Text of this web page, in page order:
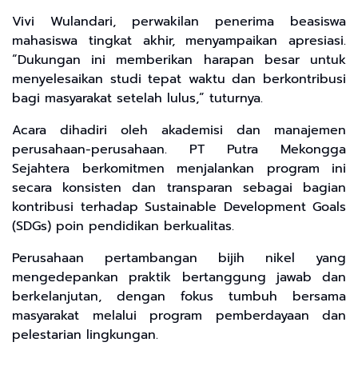
Vivi Wulandari, perwakilan penerima beasiswa
mahasiswa tingkat akhir, menyampaikan apresiasi.
“Dukungan ini memberikan harapan besar untuk
menyelesaikan studi tepat waktu dan berkontribusi
bagi masyarakat setelah lulus,” tuturnya.
Acara dihadiri oleh akademisi dan manajemen
perusahaan-perusahaan. PT Putra Mekongga
Sejahtera berkomitmen menjalankan program ini
secara konsisten dan transparan sebagai bagian
kontribusi terhadap Sustainable Development Goals
(SDGs) poin pendidikan berkualitas.
Perusahaan pertambangan bijih nikel yang
mengedepankan praktik bertanggung jawab dan
berkelanjutan, dengan fokus tumbuh bersama
masyarakat melalui program pemberdayaan dan
pelestarian lingkungan.